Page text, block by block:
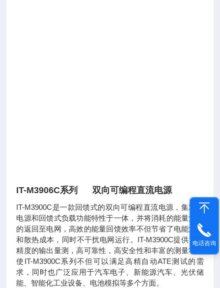
IT-M3906C系列 双向可编程直流电源
IT-M3900C是一款回馈式的双向可编程直流电源，集双向
电源和回馈式负载功能特性于一体，并将消耗的能量清洁
的返回至电网，高效的能量回馈效率不但节省了电能消耗
和散热成本，同时不干扰电网运行。IT-M3900C提供了高
精度的输出量测，高可靠性，高安全性和丰富的测量功能
使IT-M3900C系列不但可以满足高精自动ATE测试的需
求，同时也广泛应用于汽车电子、新能源汽车、光伏储
能、智能化工业设备、电池模拟等多个方面。
电话咨询